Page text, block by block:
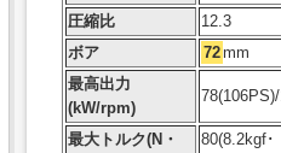
圧縮比
12.3
ボア
72mm
最高出力
(kW/rpm)
最大トルク(N・
80(8.2kgf･